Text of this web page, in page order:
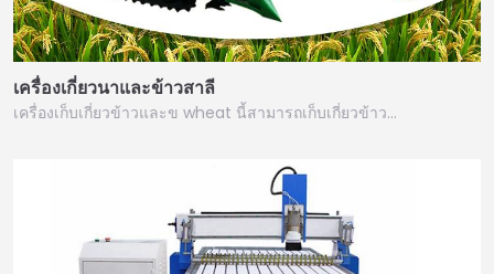
เครื่องเกี่ยวนาและข้าวสาลี
เครื่องเก็บเกี่ยวข้าวและข wheat นี้สามารถเก็บเกี่ยวข้าว…